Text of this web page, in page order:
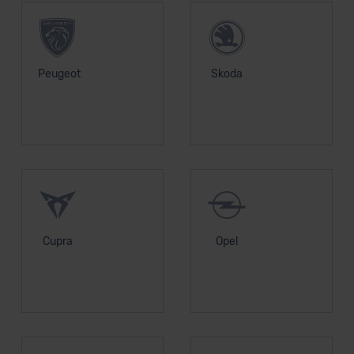
Kommission (Art. 45 Abs. 1 DSGVO), von
Standarddatenschutzklauseln (Art. 46 Abs. 2 lit. c
DSGVO) oder wenn Sie hierzu Ihre Einwilligung freiwillig
Peugeot Skoda
Cupra Opel